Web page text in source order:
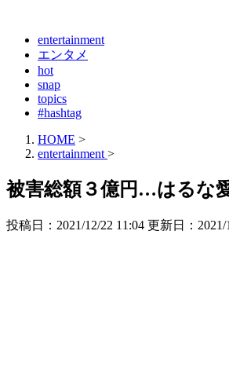
entertainment
エンタメ
hot
snap
topics
#hashtag
HOME >
entertainment >
被害総額３億円…はるな
投稿日：2021/12/22 11:04 更新日： 2021/